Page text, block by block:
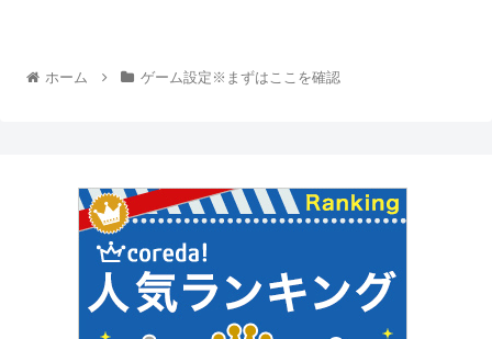
ホーム ゲーム設定※まずはここを確認